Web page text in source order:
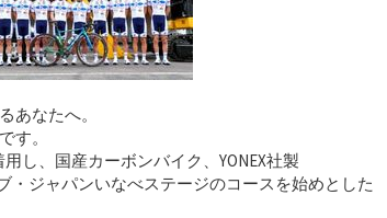
あなたへ。
す。
し、国産カーボンバイク、YONEX社製
・ジャパンいなべステージのコースを始めとした